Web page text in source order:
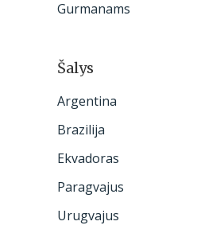
Gurmanams
Šalys
Argentina
Brazilija
Ekvadoras
Paragvajus
Urugvajus